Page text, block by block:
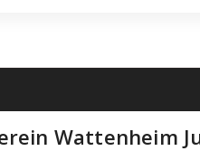
Wattenheim